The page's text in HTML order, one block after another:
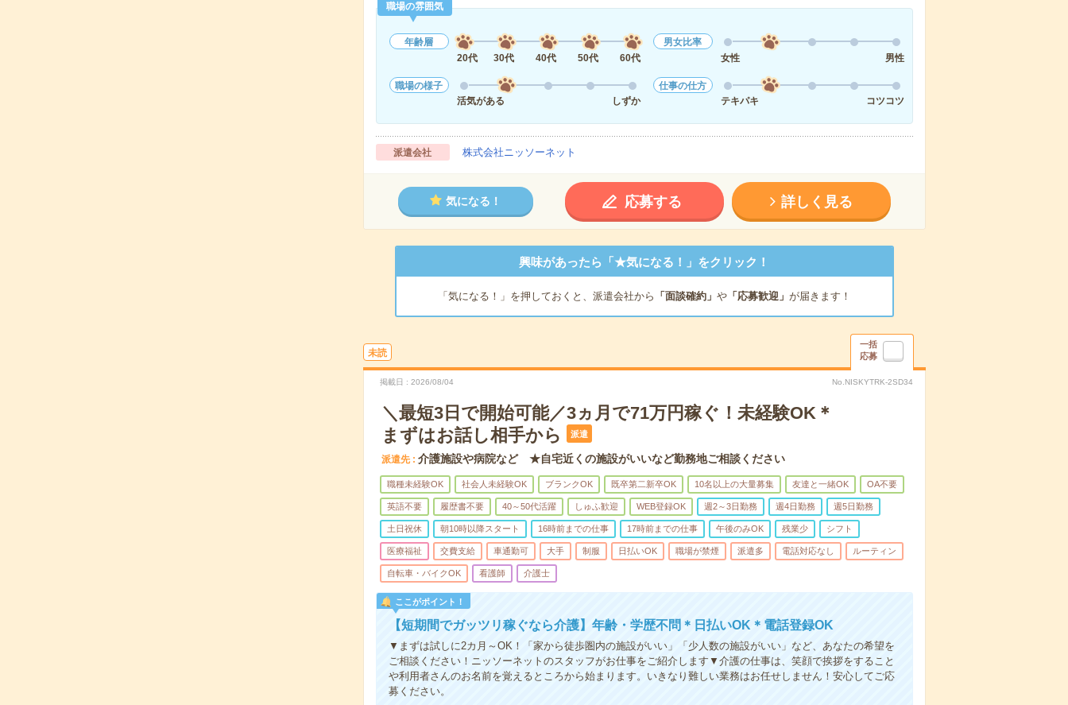
職場の雰囲気
年齢層
20代
30代 40代 50代 60代
男女比率
女性
男性
職場の様子
活気がある
しずか
仕事の仕方
テキパキ
コツコツ
派遣会社 株式会社ニッソーネット
気になる！ 応募する 詳しく見る
興味があったら「★気になる！」をクリック！
「気になる！」を押しておくと、派遣会社から 「面談確約」 や「応募歓迎」 が届きます！
未読
一括
応募
掲載日 2026/08/04 No.NISKYTRK-2SD34
＼最短3日で開始可能／3ヵ月で71万円稼ぐ！未経験OK＊
まずはお話し相手から
派遣
派遣先 介護施設や病院など ★自宅近くの施設がいいなど勤務地ご相談ください
職種未経験OK 社会人未経験OK ブランクOK 既卒第二新卒OK 10名以上の大量募集 友達と一緒OK OA不要
英語不要 履歴書不要 40～50代活躍 しゅふ歓迎 WEB登録OK 週2～3日勤務 週4日勤務 週5日勤務
土日祝休 朝10時以降スタート 16時前までの仕事 17時前までの仕事 午後のみOK 残業少 シフト
医療福祉 交費支給 車通勤可 大手 制服 日払いOK 職場が禁煙 派遣多 電話対応なし ルーティン
自転車・バイクOK 看護師 介護士
ここがポイント！
【短期間でガッツリ稼ぐなら介護】年齢・学歴不問＊日払いOK＊電話登録OK
▼まずは試しに2カ月～OK！「家から徒歩圏内の施設がいい」「少人数の施設がいい」など、あなたの希望を
ご相談ください！ニッソーネットのスタッフがお仕事をご紹介します▼介護の仕事は、笑顔で挨拶をすること
や利用者さんのお名前を覚えるところから始まります。いきなり難しい業務はお任せしません！安心してご応
募ください。